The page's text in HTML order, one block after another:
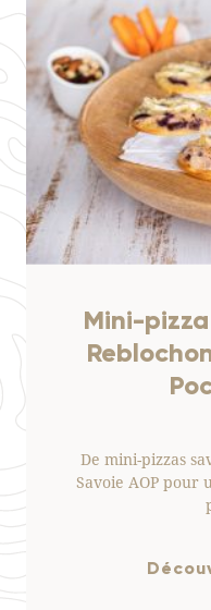
Mini-
De mini-pizzas
Savoie AOP pour